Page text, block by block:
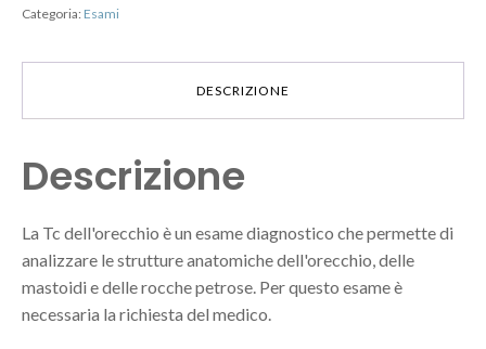
Categoria: Esami
DESCRIZIONE
Descrizione
La Tc dell'orecchio è un esame diagnostico che permette di
analizzare le strutture anatomiche dell'orecchio, delle
mastoidi e delle rocche petrose. Per questo esame è
necessaria la richiesta del medico.